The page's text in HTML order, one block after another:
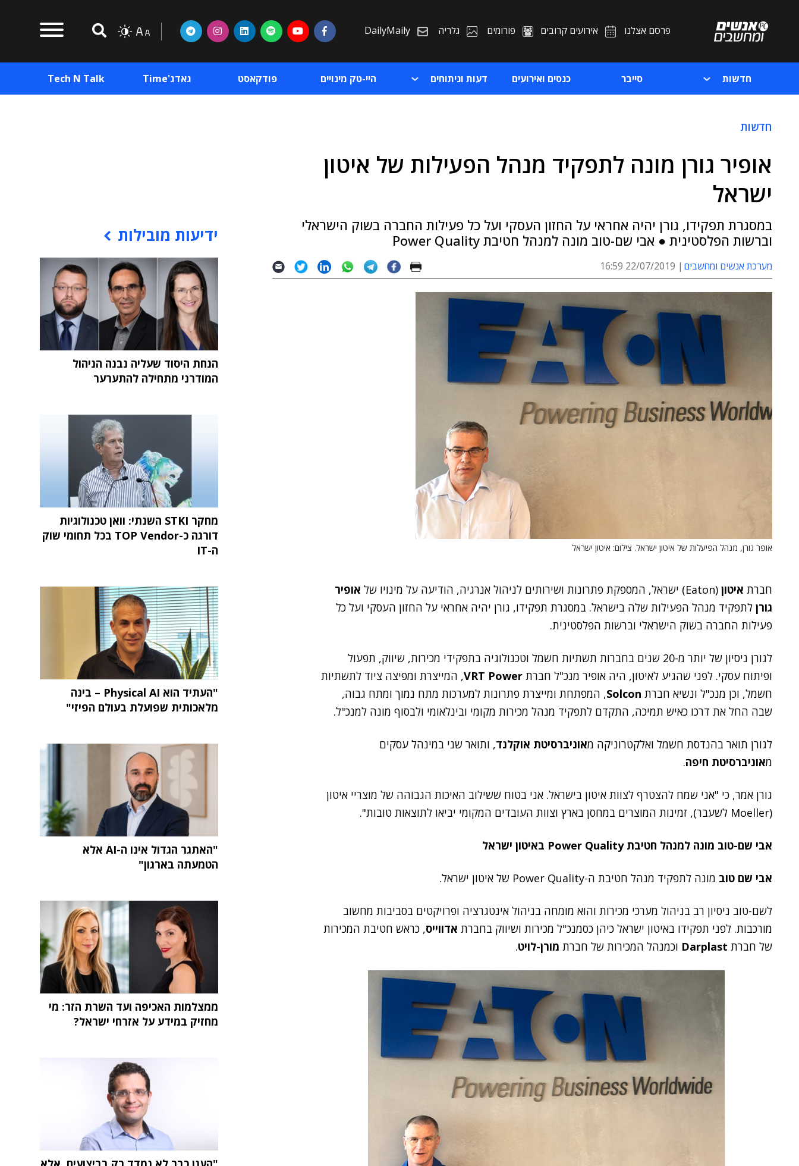
פרסם אצלנו אירועים קרובים פורומים גלריה DailyMaily
חדשות סייבר כנסים ואירועים דעות וניתוחים היי-טק מינויים פודקאסט גאדג'Time Tech N Talk
חדשות
אופיר גורן מונה לתפקיד מנהל הפעילות של איטון
ישראל
במסגרת תפקידו, גורן יהיה אחראי על החזון העסקי ועל כל פעילות החברה בשוק הישראלי
וברשות הפלסטינית ● אבי שם-טוב מונה למנהל חטיבת Power Quality
מערכת אנשים ומחשבים 22/07/2019 16:59
אופר גורן, מנהל הפיעלות של איטון ישראל. צילום: איטון ישראל
חברת איטון (Eaton) ישראל, המספקת פתרונות ושירותים לניהול אנרגיה, הודיעה על מינויו של
אופיר
גורן לתפקיד מנהל הפעילות שלה בישראל. במסגרת תפקידו, גורן יהיה אחראי על החזון העסקי ועל כל
פעילות החברה בשוק הישראלי וברשות הפלסטינית.
לגורן ניסיון של יותר מ-20 שנים בחברות תשתיות חשמל וטכנולוגיה בתפקידי מכירות, שיווק, תפעול
ופיתוח עסקי. לפני שהגיע לאיטון, היה אופיר מנכ"ל חברת
VRT Power
, המייצרת ומפיצה ציוד לתשתיות
חשמל, וכן מנכ"ל ונשיא חברת Solcon, המפתחת ומייצרת פתרונות למערכות מתח נמוך ומתח גבוה,
שבה החל את דרכו כאיש תמיכה, התקדם לתפקיד מנהל מכירות מקומי ובינלאומי ולבסוף מונה למנכ"ל.
לגורן תואר בהנדסת חשמל ואלקטרוניקה מאוניברסיטת אוקלנד, ותואר שני במינהל עסקים
מאוניברסיטת חיפה.
גורן אמר, כי "אני שמח להצטרף לצוות איטון בישראל. אני בטוח ששילוב האיכות הגבוהה של מוצריי איטון
(Moeller לשעבר), זמינות המוצרים במחסן בארץ וצוות העובדים המקומי יביאו לתוצאות טובות".
אבי שם-טוב מונה למנהל חטיבתPower Quality באיטון ישראל
אבי שם טוב מונה לתפקיד מנהל חטיבת ה-Power Quality של איטון ישראל.
לשם-טוב ניסיון רב בניהול מערכי מכירות והוא מומחה בניהול אינטגרציה ופרויקטים בסביבות מחשוב
מורכבות. לפני תפקידו באיטון ישראל כיהן כסמנכ"ל מכירות ושיווק בחברת אדווייס, כראש חטיבת המכירות
של חברת Darplast וכמנהל המכירות של חברת מורן-לויט.
ידיעות מובילות
הנחת היסוד שעליה נבנה הניהול
המודרני מתחילה להתערער
מחקר STKI השנתי: וואן טכנולוגיות
דורגה כ-TOP Vendor בכל תחומי שוק
ה-IT
"העתיד הוא Physical AI – בינה
מלאכותית שפועלת בעולם הפיזי"
"האתגר הגדול אינו ה-AI אלא
הטמעתה בארגון"
ממצלמות האכיפה ועד השרת הזר: מי
מחזיק במידע על אזרחי ישראל?